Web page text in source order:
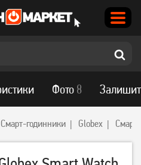
Смарт-годинники Globex
Фото 8